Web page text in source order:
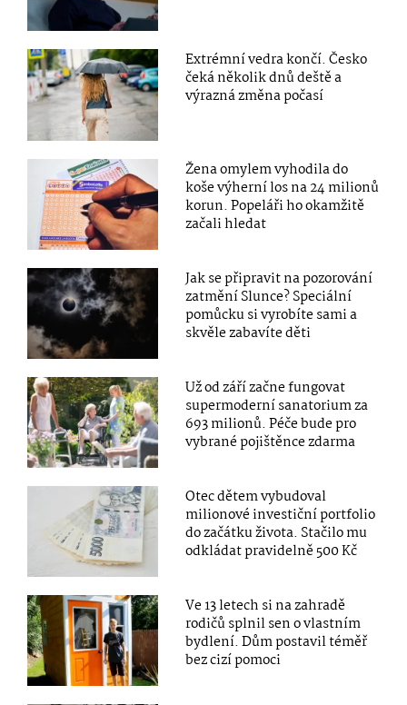
Extrémní vedra končí. Česko
čeká několik dnů deště a
výrazná změna počasí
Žena omylem vyhodila do
koše výherní los na 24 milionů
korun. Popeláři ho okamžitě
začali hledat
Jak se připravit na pozorování
zatmění Slunce? Speciální
pomůcku si vyrobíte sami a
skvěle zabavíte děti
Už od září začne fungovat
supermoderní sanatorium za
693 milionů. Péče bude pro
vybrané pojištěnce zdarma
Otec dětem vybudoval
milionové investiční portfolio
do začátku života. Stačilo mu
odkládat pravidelně 500 Kč
Ve 13 letech si na zahradě
rodičů splnil sen o vlastním
bydlení. Dům postavil téměř
bez cizí pomoci